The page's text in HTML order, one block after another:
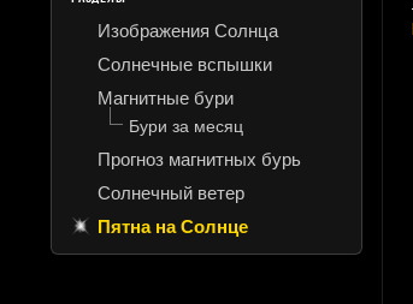
Изображения Солнца
Солнечные вспышки
Магнитные бури
Бури за месяц
Прогноз магнитных бурь
Солнечный ветер
Пятна на Солнце